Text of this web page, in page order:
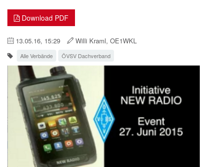
Download PDF
13.05.16, 15:29 Willi Kraml, OE1WKL
Alle Verbände ÖVSV Dachverband